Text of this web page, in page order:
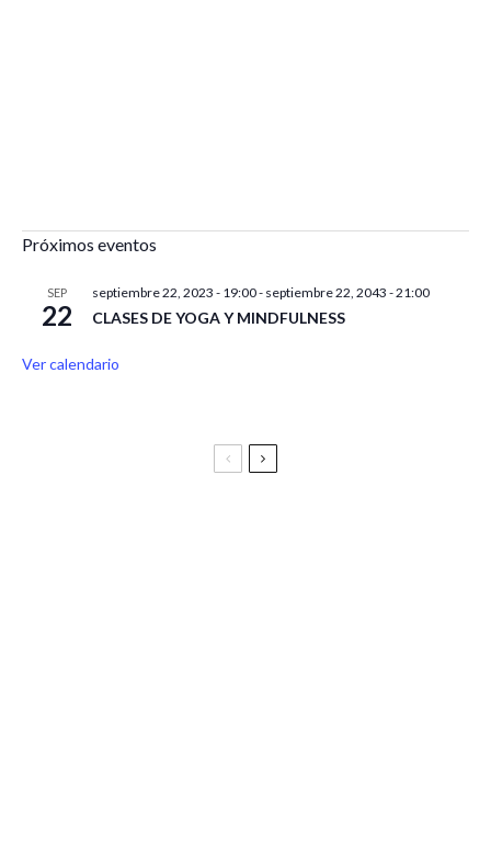
Próximos eventos
SEP
22
septiembre 22, 2023 - 19:00- septiembre 22, 2043 - 21:00
CLASES DE YOGA Y MINDFULNESS
Ver calendario